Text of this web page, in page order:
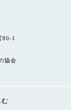
80-1
協会
む